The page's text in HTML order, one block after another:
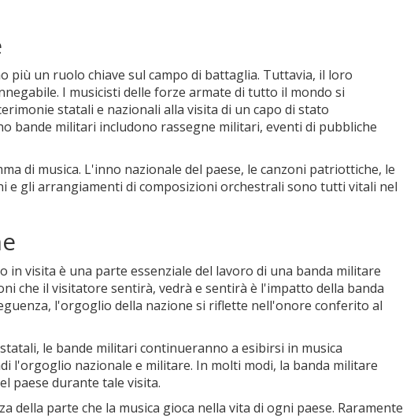
più un ruolo chiave sul campo di battaglia. Tuttavia, il loro
I musicisti delle forze armate di tutto il mondo si
statali e nazionali alla visita di un capo di stato
bande militari includono rassegne militari, eventi di pubbliche
di musica. L'inno nazionale del paese, le canzoni patriottiche, le
e gli arrangiamenti di composizioni orchestrali sono tutti vitali nel
in visita è una parte essenziale del lavoro di una banda militare
che il visitatore sentirà, vedrà e sentirà è l'impatto della banda
l'orgoglio della nazione si riflette nell'onore conferito al
le bande militari continueranno a esibirsi in musica
l'orgoglio nazionale e militare. In molti modi, la banda militare
paese durante tale visita.
della parte che la musica gioca nella vita di ogni paese. Raramente